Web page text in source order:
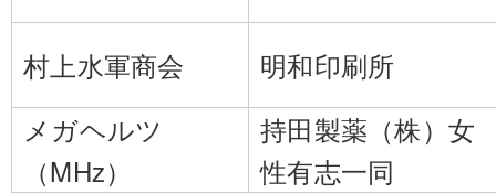
村上水軍商会
明和印刷所
メガヘルツ
（MHz）
持田製薬（株）女
性有志一同